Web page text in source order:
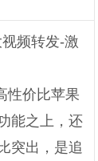
频转发-激
性价比苹果
能之上，还
突出，是追